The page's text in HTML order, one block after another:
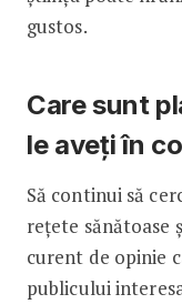
gustos.
Care sunt
le aveți în
Să continui să
rețete sănătoase
curent de opinie
publicului